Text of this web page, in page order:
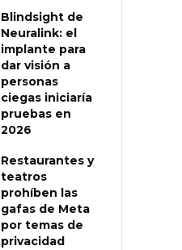
Blindsight de
Neuralink: el
implante para
dar visión a
personas
ciegas iniciaría
pruebas en
2026
Restaurantes y
teatros
prohíben las
gafas de Meta
por temas de
privacidad